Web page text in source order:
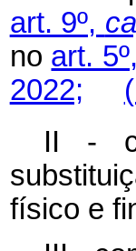
art. 9º,
no art.
2022;
II -
físico e